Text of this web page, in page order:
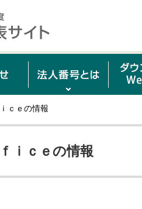
ｃｅの情報
ｉｃｅの情報